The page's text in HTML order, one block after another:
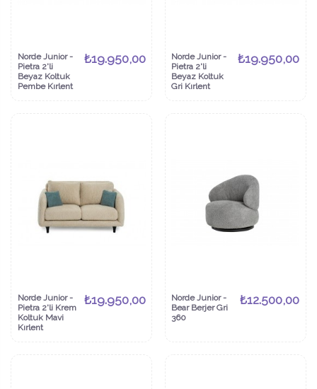
Norde Junior -
Pietra 2'li
Beyaz Koltuk
Pembe Kırlent
₺19.950,00
Norde Junior -
Pietra 2'li
Beyaz Koltuk
Gri Kırlent
₺19.950,00
Norde Junior -
Pietra 2'li Krem
Koltuk Mavi
Kırlent
₺19.950,00
Norde Junior -
Bear Berjer Gri
360
₺12.500,00